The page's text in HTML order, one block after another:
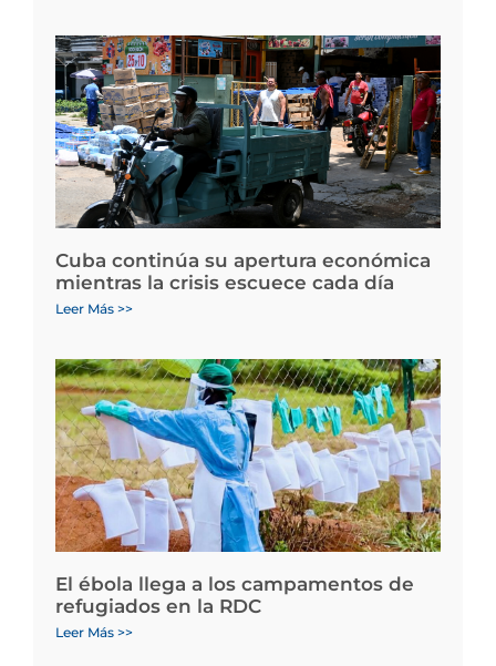
Cuba continúa su apertura económica
mientras la crisis escuece cada día
Leer Más >>
El ébola llega a los campamentos de
refugiados en la RDC
Leer Más >>